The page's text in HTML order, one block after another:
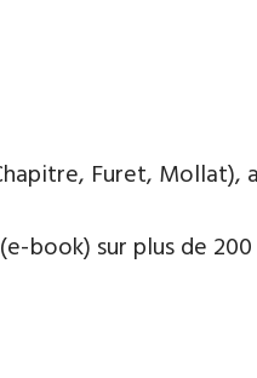
Furet, Mollat),
book) sur plus de